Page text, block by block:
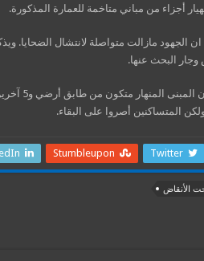
أجزاء من مباني متاخمة للعمارة المذكورة.
مازالت متواصلة لانتشال الضحايا.
البحث عنها.
نفس
المتساكنين أصروا على البقاء.
Twitter
Stumbleupon
الأنقاض